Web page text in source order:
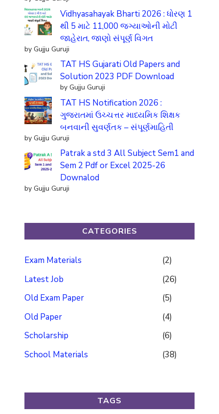
Vidhyasahayak Bharti 2026 : ધોરણ 1
થી 5 માટે 11,000 જગ્યાઓની મોટી
જાહેરાત, જાણો સંપૂર્ણ વિગત
by Gujju Guruji
TAT HS Gujarati Old Papers and
Solution 2023 PDF Download
by Gujju Guruji
TAT HS Notification 2026 :
ગુજરાતમાં ઉચ્ચત્તર માધ્યમિક શિક્ષક
બનવાની સુવર્ણતક – સંપૂર્ણમાહિતી
by Gujju Guruji
Patrak a std 3 All Subject Sem1 and
Sem 2 Pdf or Excel 2025-26
Downalod
by Gujju Guruji
CATEGORIES
Exam Materials
(2)
Latest Job
(26)
Old Exam Paper
(5)
Old Paper
(4)
Scholarship
(6)
School Materials
(38)
TAGS